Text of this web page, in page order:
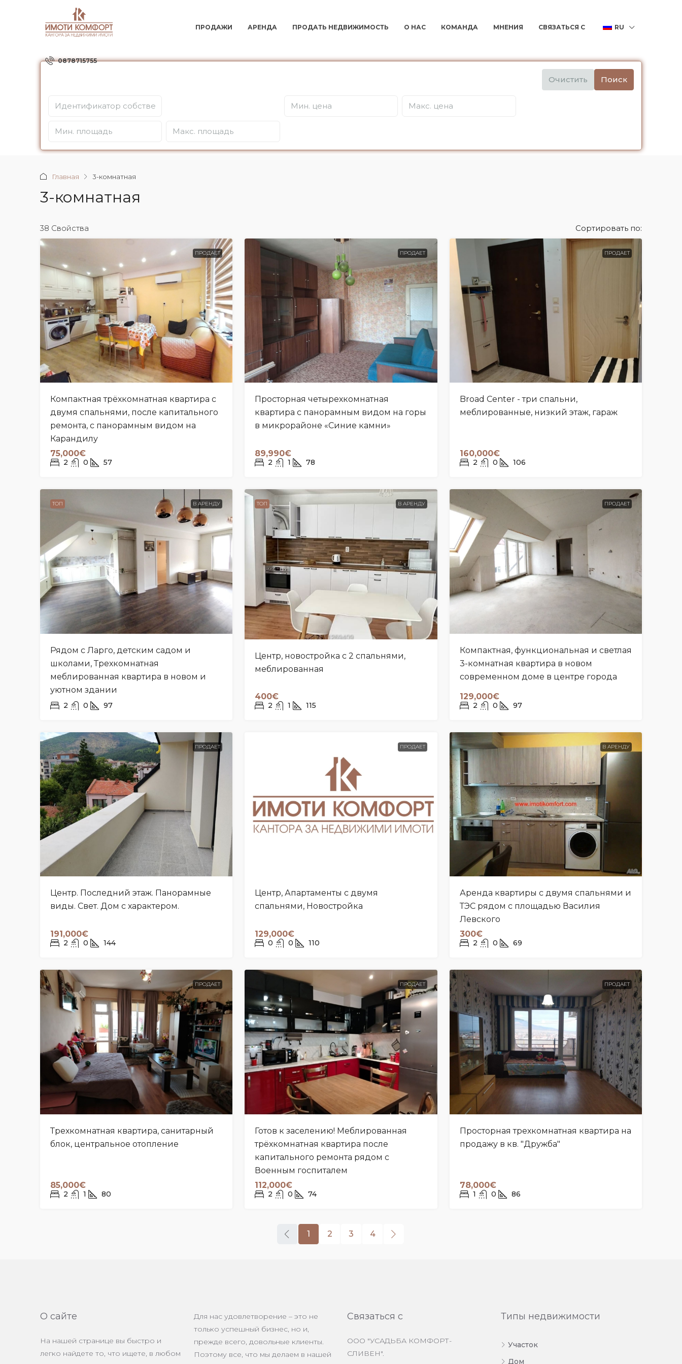
ПРОДАЖИ АРЕНДА ПРОДАТЬ НЕДВИЖИМОСТЬ О НАС КОМАНДА МНЕНИЯ СВЯЗАТЬСЯ С RU
0878715755
Очистить Поиск
Главная 3-комнатная
3-комнатная
38 Свойства Сортировать по:
ПРОДАЕТ
Компактная трёхкомнатная квартира с
двумя спальнями, после капитального
ремонта, с панорамным видом на
Карандилу
75,000€
2 0 57
ПРОДАЕТ
Просторная четырехкомнатная
квартира с панорамным видом на горы
в микрорайоне «Синие камни»
89,990€
2 1 78
ПРОДАЕТ
Broad Center - три спальни,
меблированные, низкий этаж, гараж
160,000€
2 0 106
ТОП В АРЕНДУ
Рядом с Ларго, детским садом и
школами, Трехкомнатная
меблированная квартира в новом и
уютном здании
2 0 97
ТОП В АРЕНДУ
Центр, новостройка с 2 спальнями,
меблированная
400€
2 1 115
ПРОДАЕТ
Компактная, функциональная и светлая
3-комнатная квартира в новом
современном доме в центре города
129,000€
2 0 97
ПРОДАЕТ
Центр. Последний этаж. Панорамные
виды. Свет. Дом с характером.
191,000€
2 0 144
ПРОДАЕТ
Центр, Апартаменты с двумя
спальнями, Новостройка
129,000€
0 0 110
В АРЕНДУ
Аренда квартиры с двумя спальнями и
ТЭС рядом с площадью Василия
Левского
300€
2 0 69
ПРОДАЕТ
Трехкомнатная квартира, санитарный
блок, центральное отопление
85,000€
2 1 80
ПРОДАЕТ
Готов к заселению! Меблированная
трёхкомнатная квартира после
капитального ремонта рядом с
Военным госпиталем
112,000€
2 0 74
ПРОДАЕТ
Просторная трехкомнатная квартира на
продажу в кв. "Дружба"
78,000€
1 0 86
1 2 3 4
О сайте
На нашей странице вы быстро и
легко найдете то, что ищете, в любом
Для нас удовлетворение – это не
только успешный бизнес, но и,
прежде всего, довольные клиенты.
Поэтому все, что мы делаем в нашей
Связаться с
ООО "УСАДЬБА КОМФОРТ-
СЛИВЕН".
Типы недвижимости
Участок
Дом